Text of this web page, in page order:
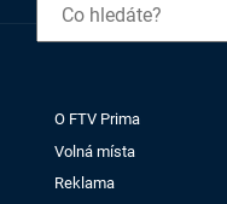
O FTV Prima
Volná místa
Reklama